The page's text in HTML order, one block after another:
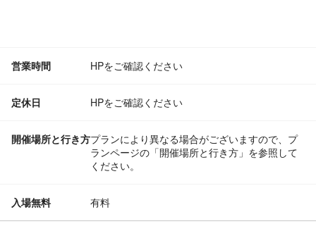
営業時間 HPをご確認ください
定休日 HPをご確認ください
開催場所と行き方プランにより異なる場合がございますので、プ
ランページの「開催場所と行き方」を参照して
ください。
入場無料 有料